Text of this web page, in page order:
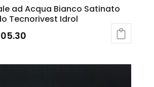
ad Acqua Bianco Satinato
Tecnorivest Idrol